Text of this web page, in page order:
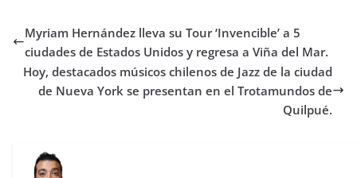
o
o
k
e
r
A
p
p
d
o
n
r
e
s
r
d
I
n
r
t
i
Myriam Hernández lleva su Tour ‘Invencible’ a 5
ciudades de Estados Unidos y regresa a Viña del Mar.
Hoy, destacados músicos chilenos de Jazz de la ciudad
de Nueva York se presentan en el Trotamundos de
Quilpué.